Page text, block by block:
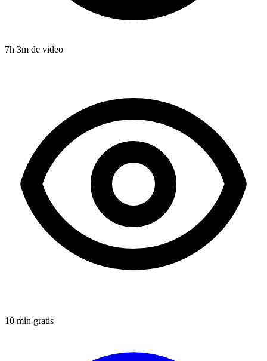
7h 3m de video
10 min gratis